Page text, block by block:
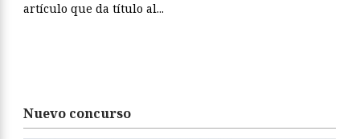
artículo que da título al...
Nuevo concurso